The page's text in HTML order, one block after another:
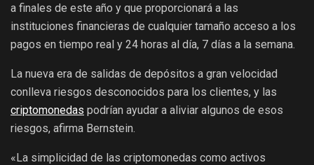
a finales de este año y que proporcionará a las
instituciones financieras de cualquier tamaño acceso a los
pagos en tiempo real y 24 horas al día, 7 días a la semana.
La nueva era de salidas de depósitos a gran velocidad
conlleva riesgos desconocidos para los clientes, y las
criptomonedas podrían ayudar a aliviar algunos de esos
riesgos, afirma Bernstein.
«La simplicidad de las criptomonedas como activos